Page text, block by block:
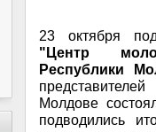
23 октября
"Центр
Республики
Молдове
подводились